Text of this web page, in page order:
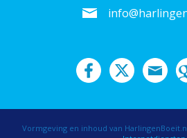
Vormgeving en inhoud van